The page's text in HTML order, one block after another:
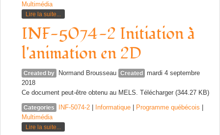
Multimédia
Lire la suite...
INF-5074-2 Initiation à
l'animation en 2D
Created by Normand Brousseau Created
mardi 4 septembre
2018
Ce document peut-être obtenu au MELS. Télécharger (344.27 KB)
Categories INF-5074-2 Informatique Programme québécois
Multimédia
Lire la suite...